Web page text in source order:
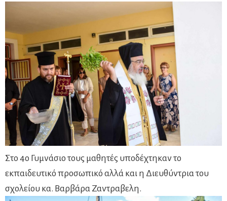
Στο 4ο Γυμνάσιο τους μαθητές υποδέχτηκαν το
εκπαιδευτικό προσωπικό αλλά και η Διευθύντρια του
σχολείου κα. Βαρβάρα Ζαντραβελη.